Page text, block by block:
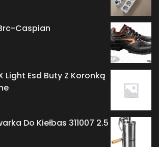
Caspian
Light Esd Buty Z Koronką
Do Kiełbas 311007 2.5